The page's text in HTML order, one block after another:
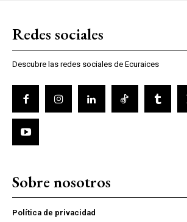
Redes sociales
Descubre las redes sociales de Ecuraices
Sobre nosotros
Política de privacidad